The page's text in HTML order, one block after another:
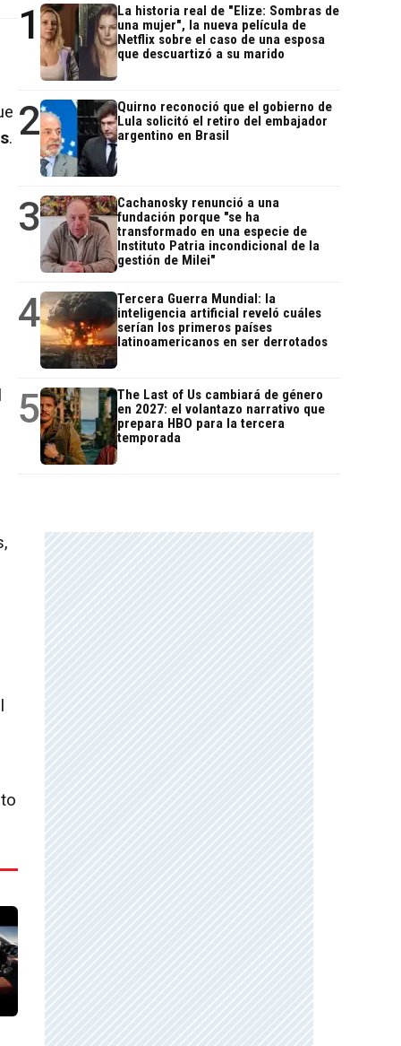
.
1
La historia real de "Elize: Sombras de
una mujer", la nueva película de
Netflix sobre el caso de una esposa
que descuartizó a su marido
2
Quirno reconoció que el gobierno de
Lula solicitó el retiro del embajador
argentino en Brasil
3
Cachanosky renunció a una
fundación porque "se ha
transformado en una especie de
Instituto Patria incondicional de la
gestión de Milei"
4
Tercera Guerra Mundial: la
inteligencia artificial reveló cuáles
serían los primeros países
latinoamericanos en ser derrotados
5
The Last of Us cambiará de género
en 2027: el volantazo narrativo que
prepara HBO para la tercera
temporada